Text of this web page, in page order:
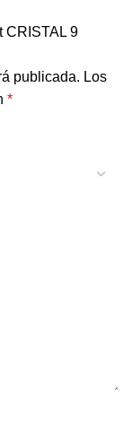
CRISTAL 9
publicada. Los
*